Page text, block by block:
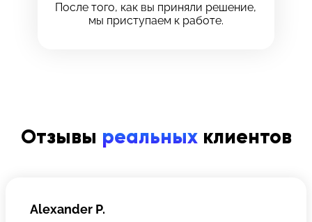
После того, как вы приняли решение,
мы приступаем к работе.
Отзывы реальныхклиентов
Alexander P.